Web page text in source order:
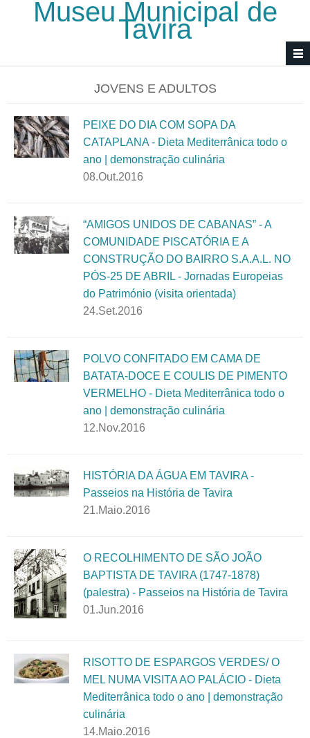
Passar para o conteúdo principal
Museu Municipal de
Tavira
JOVENS E ADULTOS
PEIXE DO DIA COM SOPA DA
CATAPLANA - Dieta Mediterrânica todo o
ano | demonstração culinária
08.Out.2016
“AMIGOS UNIDOS DE CABANAS” - A
COMUNIDADE PISCATÓRIA E A
CONSTRUÇÃO DO BAIRRO S.A.A.L. NO
PÓS-25 DE ABRIL - Jornadas Europeias
do Património (visita orientada)
24.Set.2016
POLVO CONFITADO EM CAMA DE
BATATA-DOCE E COULIS DE PIMENTO
VERMELHO - Dieta Mediterrânica todo o
ano | demonstração culinária
12.Nov.2016
HISTÓRIA DA ÁGUA EM TAVIRA -
Passeios na História de Tavira
21.Maio.2016
O RECOLHIMENTO DE SÃO JOÃO
BAPTISTA DE TAVIRA (1747-1878)
(palestra) - Passeios na História de Tavira
01.Jun.2016
RISOTTO DE ESPARGOS VERDES/ O
MEL NUMA VISITA AO PALÁCIO - Dieta
Mediterrânica todo o ano | demonstração
culinária
14.Maio.2016